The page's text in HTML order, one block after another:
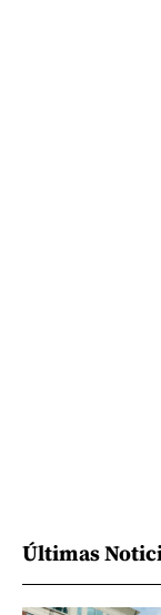
Últimas